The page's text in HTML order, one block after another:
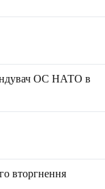
ОС НАТО в
вторгнення